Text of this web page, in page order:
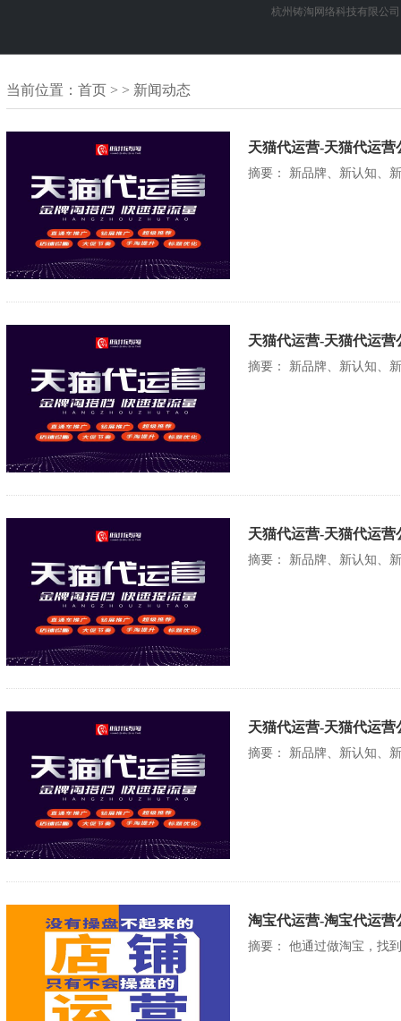
杭州铸淘网络科技有限公司
当前位置： 首页 > > 新闻动态
天猫代运营-天猫代运
摘要： 新品牌、新认知、
天猫代运营-天猫代运
摘要： 新品牌、新认知、
天猫代运营-天猫代运
摘要： 新品牌、新认知、
天猫代运营-天猫代运
摘要： 新品牌、新认知、
淘宝代运营-淘宝代运营
摘要： 他通过做淘宝，找